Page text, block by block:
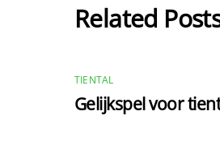
Related
TIENTAL
Gelijkspel voor